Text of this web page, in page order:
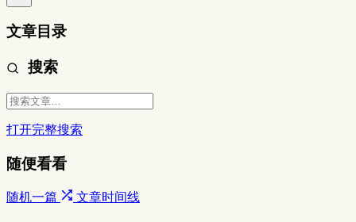
文章目录
搜索
打开完整搜索
随便看看
随机一篇 文章时间线